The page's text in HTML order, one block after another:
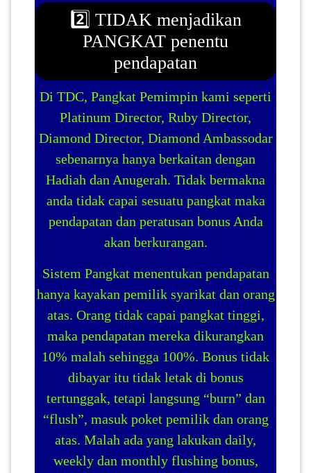
2️⃣ TIDAK menjadikan
PANGKAT penentu
pendapatan
Di TDC, Pangkat Pemimpin kami seperti
Platinum Director, Ruby Director,
Diamond Director, Diamond Ambassodar
sebenarnya hanya berkaitan dengan
Hadiah dan Anugerah. Tidak bermakna
anda tidak capai sesuatu pangkat maka
pendapatan dan peratusan bonus Anda
akan berkurangan.
Sistem Pangkat menentukan pendapatan
hanya kayakan pemilik syarikat dan orang
atas. Orang tidak capai pangkat tinggi,
maka pendapatan mereka dikurangkan
10% malah sehingga 100%. Bonus tidak
dibayar itu tidak letak di bonus
tertunggak, tetapi langsung “burn” dan
“flush”, masuk poket pemilik dan orang
atas. Malah ada yang lakukan daily,
weekly dan monthly flushing bonus,
MELAKA(53)
PERLIS(6)
LUMPUR(16)
PUTRAJAYA(9)
LABUAN(2)
MALAYSIA(82)
INDONESIA(1)
SINGAPORE(0)